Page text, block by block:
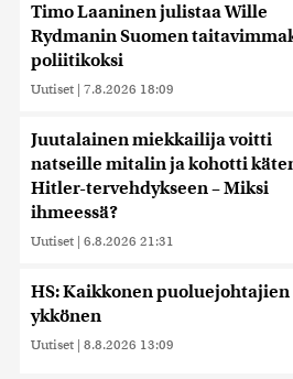
Timo Laaninen julistaa Wille
Rydmanin Suomen
poliitikoksi
Uutiset | 7.8.2026 18:09
Juutalainen miekkailija voitti
natseille mitalin ja kohotti
Hitler-tervehdykseen – Miksi
ihmeessä?
Uutiset | 6.8.2026 21:31
HS: Kaikkonen puoluejohtajien
ykkönen
Uutiset | 8.8.2026 13:09